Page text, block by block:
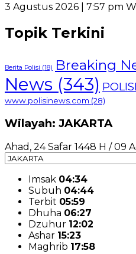
3 Agustus 2026 | 7:57 pm
Topik Terkini
Berita Polisi (18) Breaking
News (343)
www.polisinews.com (28)
Wilayah: JAKARTA
Ahad, 24 Safar 1448 H / 09
Imsak 04:34
Subuh 04:44
Terbit 05:59
Dhuha 06:27
Dzuhur 12:02
Ashar 15:23
Maghrib 17:58